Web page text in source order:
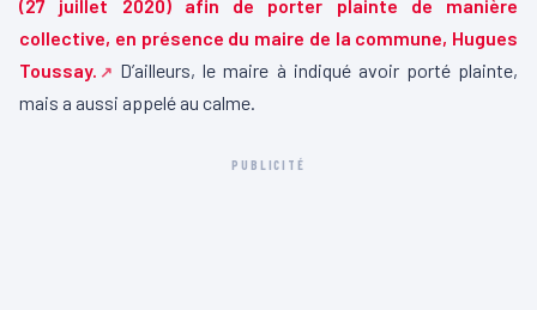
(27 juillet 2020) afin de porter plainte de manière
collective, en présence du maire de la commune, Hugues
Toussay.
D’ailleurs, le maire à indiqué avoir porté plainte,
mais a aussi appelé au calme.
PUBLICITÉ